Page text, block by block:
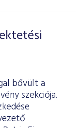
bővült a
szekciója.